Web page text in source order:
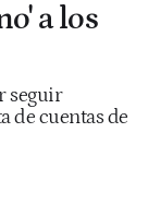
a los
seguir
de cuentas de